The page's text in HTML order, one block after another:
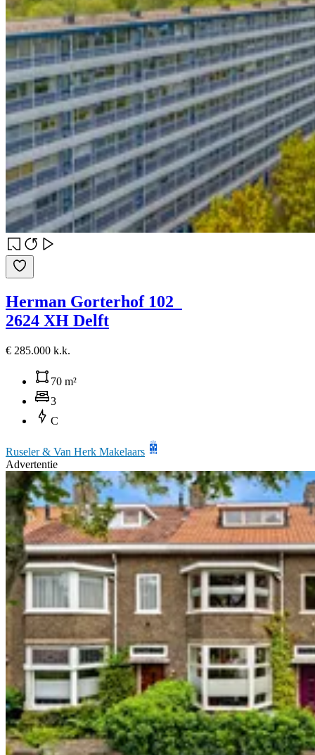
Herman Gorterhof 102
2624 XH Delft
€ 285.000 k.k.
70 m²
3
C
Ruseler & Van Herk Makelaars
Advertentie